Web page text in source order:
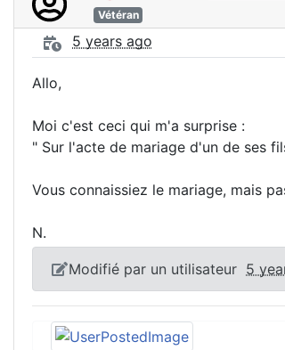
Vétéran
5 years ago
Allo,
Moi c'est ceci qui m'a surprise :
" Sur l'acte de mariage d'un de ses
Vous connaissiez le mariage, mais
N.
Modifié par un utilisateur 5